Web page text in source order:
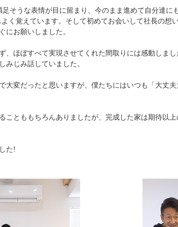
そうな表情が目に留まり、今のまま進めて自分達に
く覚えています。そして初めてお会いして社長の想
にお願いしました。
ほぼすべて実現させてくれた間取りには感動しま
みじみ話していました。
変だったと思いますが、僕たちにはいつも「大丈
とももちろんありましたが、完成した家は期待以
た!